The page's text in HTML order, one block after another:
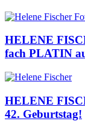
HELENE
fach PLATIN
HELENE
42. Geburtstag!